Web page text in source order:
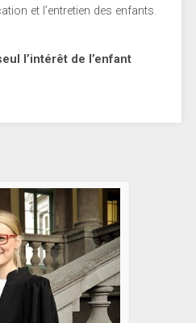
et l’entretien des enfants.
l’intérêt de l’enfant